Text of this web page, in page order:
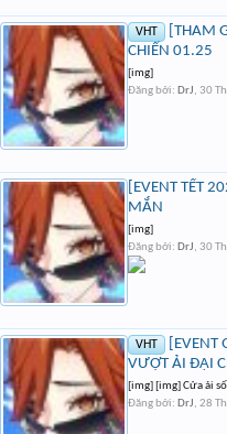
VHT
[THAM
CHIẾN 01.25
[img]
Đăng bởi: DrJ, 30
[EVENT TẾT
MẮN
[img]
Đăng bởi: DrJ, 30
VHT
[EVENT
VƯỢT ẢI ĐẠI
[img] [img] Cửa ải
Đăng bởi: DrJ, 28